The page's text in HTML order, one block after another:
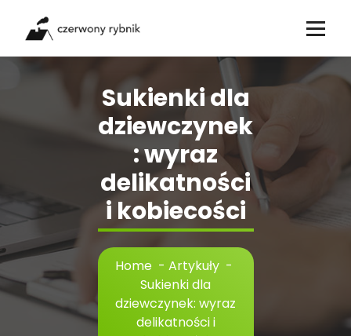
content
Sukienki dla
dziewczynek
: wyraz
delikatności
i kobiecości
Home - Artykuły -
Sukienki dla
dziewczynek: wyraz
delikatności i